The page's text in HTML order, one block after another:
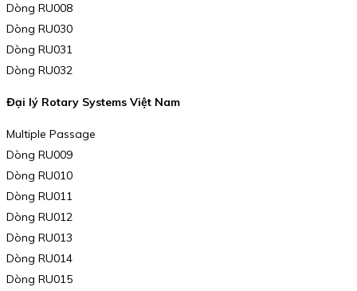
Dòng RU008
Dòng RU030
Dòng RU031
Dòng RU032
Đại lý Rotary Systems Việt Nam
Multiple Passage
Dòng RU009
Dòng RU010
Dòng RU011
Dòng RU012
Dòng RU013
Dòng RU014
Dòng RU015